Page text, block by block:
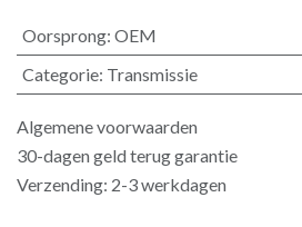
Oorsprong: OEM
Categorie: Transmissie
Algemene voorwaarden
30-dagen geld terug garantie
Verzending: 2-3 werkdagen